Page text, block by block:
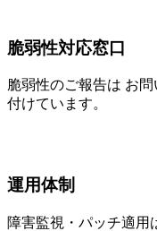
脆弱性対応窓口
脆弱性のご報告は お
付けています。
運用体制
障害監視・パッチ適用